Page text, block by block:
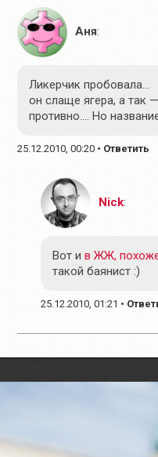
Аня:
Ликерчик пробовала…
он слаще ягера, а так
противно…. Но
25.12.2010, 00:20 • Ответить
Nick:
Вот ив ЖЖ,
такой баянист :)
25.12.2010, 01:21 •